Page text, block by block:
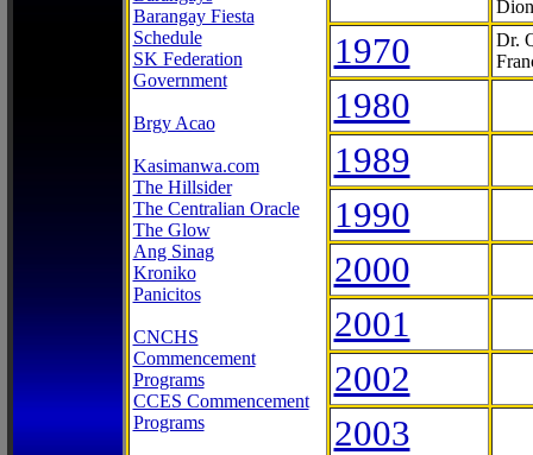
Barangay Fiesta
Schedule
SK Federation
Government
Brgy Acao
Kasimanwa.com
The Hillsider
The Centralian Oracle
The Glow
Ang Sinag
Kroniko
Panicitos
CNCHS
Commencement
Programs
CCES Commencement
Programs
1970
Dr.
1980
1989
1990
2000
2001
2002
2003